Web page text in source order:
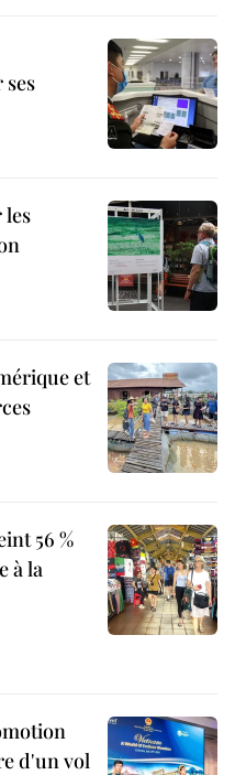
les
et
56 %
à la
d'un vol